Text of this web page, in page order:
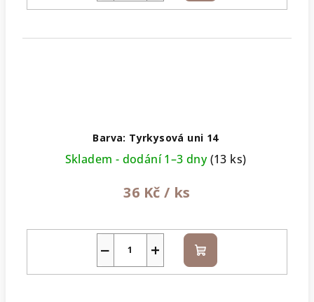
Barva: Tyrkysová uni 14
Skladem - dodání 1–3 dny(13 ks)
36 Kč / ks
+
− Do
košíku